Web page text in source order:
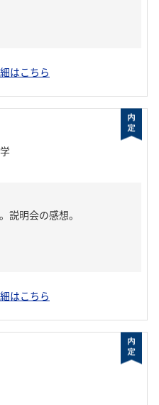
はこちら
説明会の感想。
はこちら